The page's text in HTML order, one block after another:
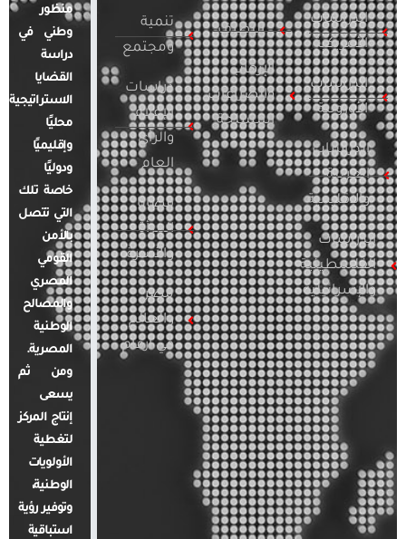
الدراسات
الأمريكية
الدراسات
الأوروبية
الدراسات
العربية
والإقليمية
الدراسات
الفلسطينية
والإسرائيلية
التطرف
الإرهاب
والصراعات
المسلحة
تنمية
ومجتمع
دراسات
الإعلام
والرأي
العام
قضايا
المرأة
والأسرة
مصر
والعالم
في أرقام
منظور
وطني في
دراسة
القضايا
الاستراتيجية
محليًا
وإقليميًا
ودوليًا
خاصة تلك
التي تتصل
بالأمن
القومي
المصري
والمصالح
الوطنية
المصرية.
ومن ثم
يسعى
إنتاج المركز
لتغطية
الأولويات
الوطنية،
وتوفير رؤية
استباقية